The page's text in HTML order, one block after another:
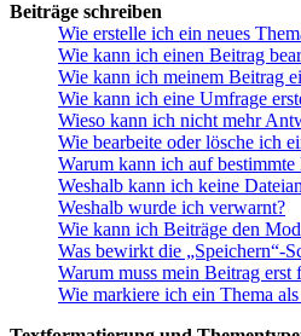
Beiträge schreiben
Wie erstelle ich ein neues
Wie kann ich einen Beitrag
Wie kann ich meinem Beitrag
Wie kann ich eine Umfrage
Wieso kann ich nicht mehr
Wie bearbeite oder lösche ich
Warum kann ich auf
Weshalb kann ich keine
Weshalb wurde ich verwarnt?
Wie kann ich Beiträge den
Was bewirkt die „Speichern“-
Warum muss mein Beitrag erst
Wie markiere ich ein Thema als